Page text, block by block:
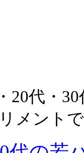
20代・
メント